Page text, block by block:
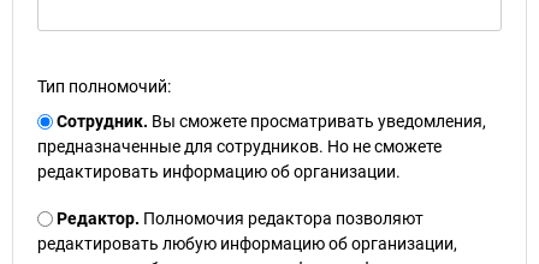
Тип полномочий:
Сотрудник. Вы сможете просматривать уведомления,
предназначенные для сотрудников. Но не сможете
редактировать информацию об организации.
Редактор. Полномочия редактора позволяют
редактировать любую информацию об организации,